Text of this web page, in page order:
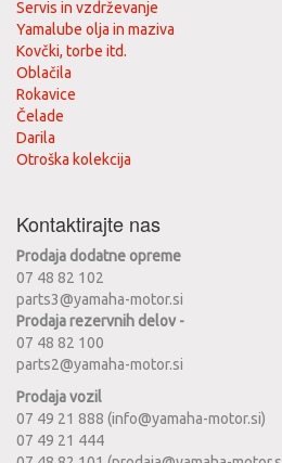
Servis in vzdrževanje
Yamalube olja in maziva
Kovčki, torbe itd.
Oblačila
Rokavice
Čelade
Darila
Otroška kolekcija
Kontaktirajte nas
Prodaja dodatne opreme
07 48 82 102
parts3@yamaha-motor.si
Prodaja rezervnih delov -
07 48 82 100
parts2@yamaha-motor.si
Prodaja vozil
07 49 21 888 (info@yamaha-motor.si)
07 49 21 444